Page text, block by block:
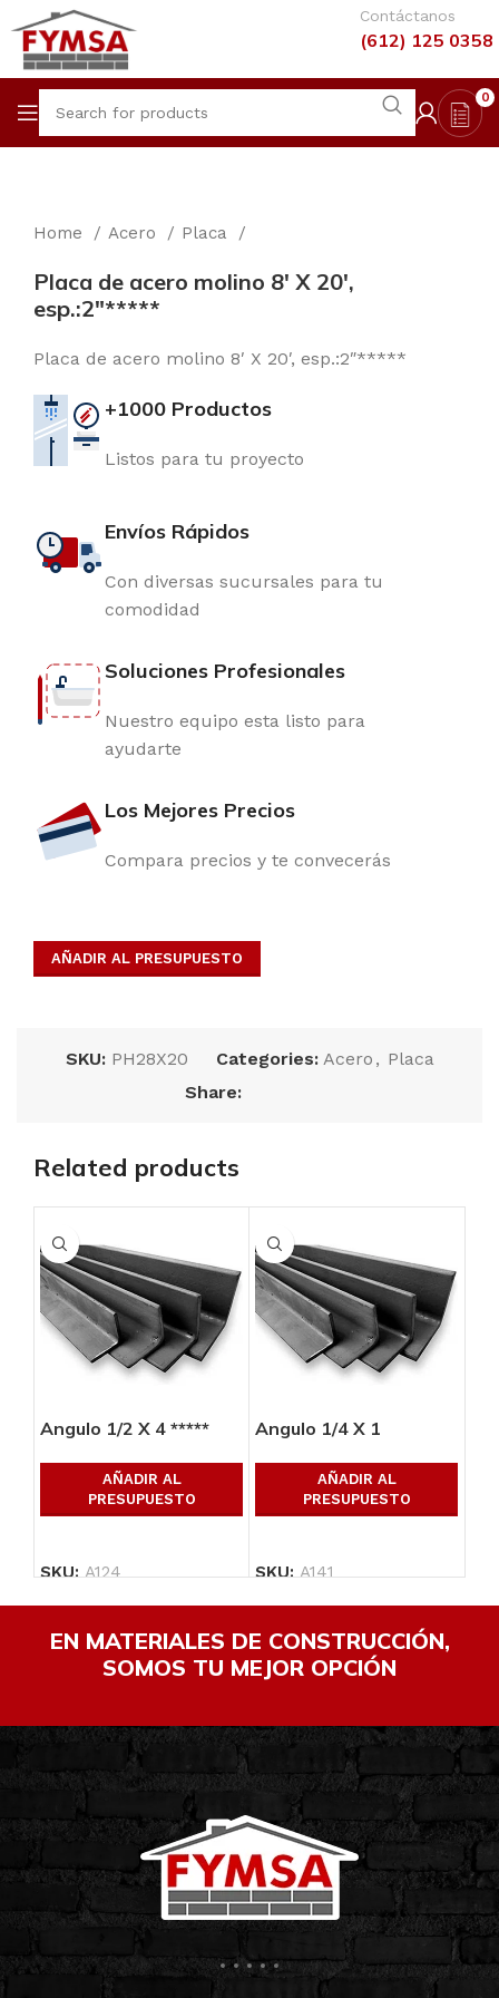
Contáctanos
(612) 125 0358
0
Home Acero Placa
Placa de acero molino 8′ X 20′,
esp.:2″*****
Placa de acero molino 8′ X 20′, esp.:2″*****
+1000 Productos
Listos para tu proyecto
Envíos Rápidos
Con diversas sucursales para tu
comodidad
Soluciones Profesionales
Nuestro equipo esta listo para
ayudarte
Los Mejores Precios
Compara precios y te convecerás
AÑADIR AL PRESUPUESTO
SKU: PH28X20 Categories: Acero , Placa
Share:
Related products
Angulo 1/2 X 4 *****
AÑADIR AL
PRESUPUESTO
SKU:A124
Angulo 1/4 X 1
AÑADIR AL
PRESUPUESTO
SKU:A141
EN MATERIALES DE CONSTRUCCIÓN,
SOMOS TU MEJOR OPCIÓN